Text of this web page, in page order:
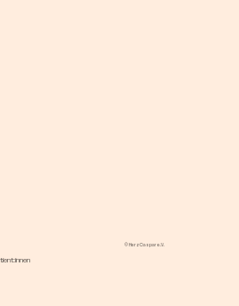
© HerzCaspar e.V.